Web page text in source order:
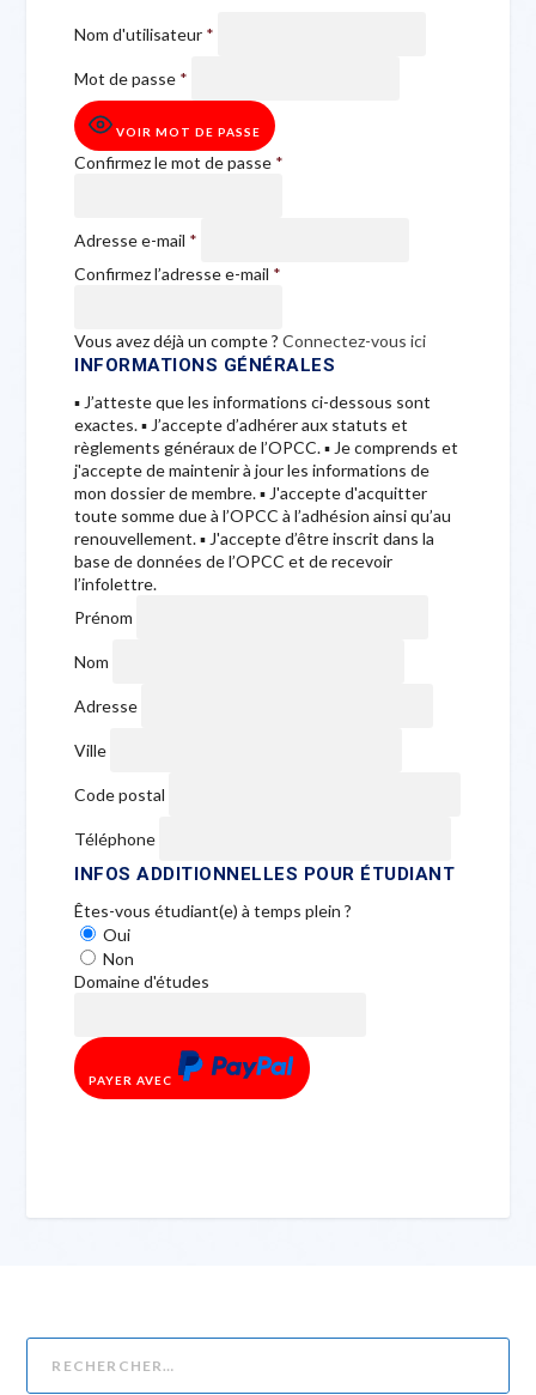
Nom d'utilisateur *
Mot de passe *
VOIR MOT DE PASSE
Confirmez le mot de passe *
Adresse e-mail *
Confirmez l’adresse e-mail *
Vous avez déjà un compte ?Connectez-vous ici
INFORMATIONS GÉNÉRALES
▪ J’atteste que les informations ci-dessous sont
exactes. ▪ J’accepte d’adhérer aux statuts et
règlements généraux de l’OPCC. ▪ Je comprends et
j'accepte de maintenir à jour les informations de
mon dossier de membre. ▪ J'accepte d'acquitter
toute somme due à l’OPCC à l’adhésion ainsi qu’au
renouvellement. ▪ J'accepte d’être inscrit dans la
base de données de l’OPCC et de recevoir
l’infolettre.
Prénom
Nom
Adresse
Ville
Code postal
Téléphone
INFOS ADDITIONNELLES POUR ÉTUDIANT
Êtes-vous étudiant(e) à temps plein ?
Oui
Non
Domaine d'études
PAYER AVEC